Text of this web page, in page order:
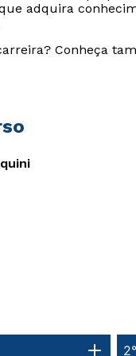
adquira
Conheça